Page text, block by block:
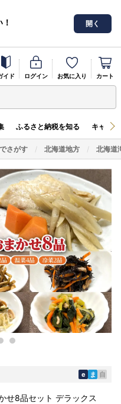
開く
イド ログイン お気に入り カート
ふるさと納税を知る キャン
さがす 北海道地方 北海道
e ま 自
せ8品セット デラックス